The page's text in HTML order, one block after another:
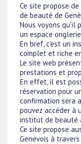
Ce site propose
de beauté de
Nous voyons qu'il
un espace
En bref, c'est un
complet et riche
Le site web
prestations et
En effet, il est
réservation pour
confirmation sera
pouvez accéder à
institut de beauté
Ce site propose
Genevois à